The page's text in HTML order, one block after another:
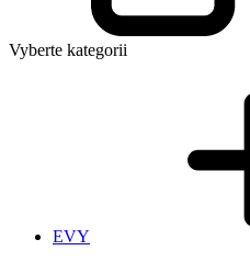
Vyberte kategorii
EVY